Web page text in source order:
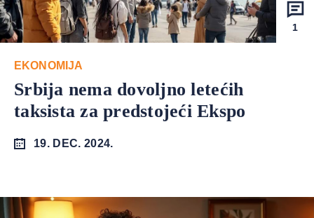
1
EKONOMIJA
Srbija nema dovoljno letećih
taksista za predstojeći Ekspo
19. DEC. 2024.